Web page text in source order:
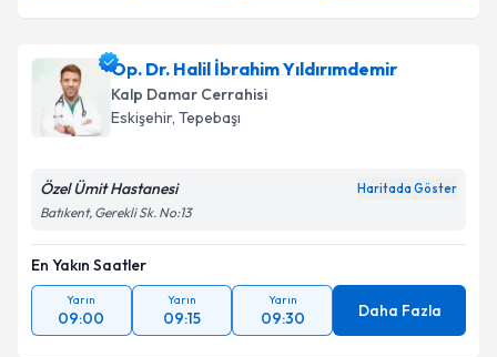
Op. Dr. Halil İbrahim Yıldırımdemir
Kalp Damar Cerrahisi
Eskişehir, Tepebaşı
Özel Ümit Hastanesi Haritada Göster
Batıkent, Gerekli Sk. No:13
En Yakın Saatler
Yarın
09:00
Yarın
09:15
Yarın
09:30 Daha Fazla